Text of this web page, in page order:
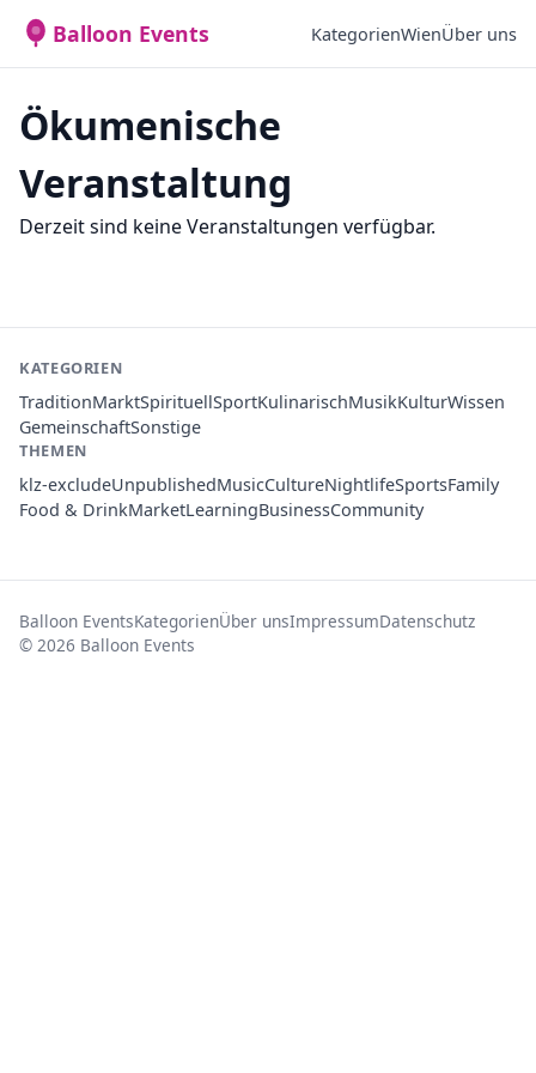
Balloon Events KategorienWienÜber uns
Ökumenische
Veranstaltung
Derzeit sind keine Veranstaltungen verfügbar.
KATEGORIEN
TraditionMarktSpirituellSportKulinarischMusikKulturWissen
GemeinschaftSonstige
THEMEN
klz-excludeUnpublishedMusicCultureNightlifeSportsFamily
Food & DrinkMarketLearningBusinessCommunity
Balloon EventsKategorienÜber unsImpressumDatenschutz
© 2026 Balloon Events